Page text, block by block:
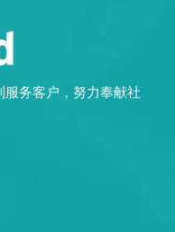
务客户，努力奉献社